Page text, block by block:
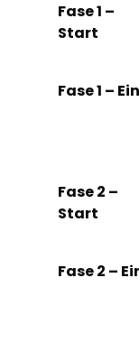
Fase 1 –
Start
Fase 1 –
Fase 2 –
Start
Fase 2 –